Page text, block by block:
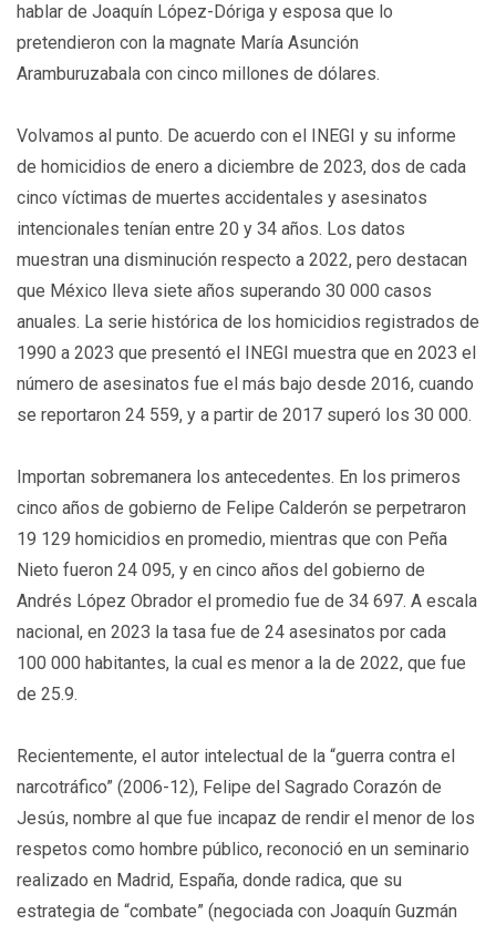
hablar de Joaquín López-Dóriga y esposa que lo
pretendieron con la magnate María Asunción
Aramburuzabala con cinco millones de dólares.
Volvamos al punto. De acuerdo con el INEGI y su informe
de homicidios de enero a diciembre de 2023, dos de cada
cinco víctimas de muertes accidentales y asesinatos
intencionales tenían entre 20 y 34 años. Los datos
muestran una disminución respecto a 2022, pero destacan
que México lleva siete años superando 30 000 casos
anuales. La serie histórica de los homicidios registrados de
1990 a 2023 que presentó el INEGI muestra que en 2023 el
número de asesinatos fue el más bajo desde 2016, cuando
se reportaron 24 559, y a partir de 2017 superó los 30 000.
Importan sobremanera los antecedentes. En los primeros
cinco años de gobierno de Felipe Calderón se perpetraron
19 129 homicidios en promedio, mientras que con Peña
Nieto fueron 24 095, y en cinco años del gobierno de
Andrés López Obrador el promedio fue de 34 697. A escala
nacional, en 2023 la tasa fue de 24 asesinatos por cada
100 000 habitantes, la cual es menor a la de 2022, que fue
de 25.9.
Recientemente, el autor intelectual de la “guerra contra el
narcotráfico” (2006-12), Felipe del Sagrado Corazón de
Jesús, nombre al que fue incapaz de rendir el menor de los
respetos como hombre público, reconoció en un seminario
realizado en Madrid, España, donde radica, que su
estrategia de “combate” (negociada con Joaquín Guzmán